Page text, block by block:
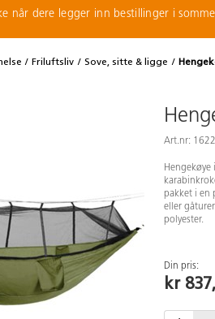
når dere legger inn bestillinger i
Friluftsliv Sove, sitte & ligge
Art.nr:
pakket i en
eller
polyester.
Din pris:
kr